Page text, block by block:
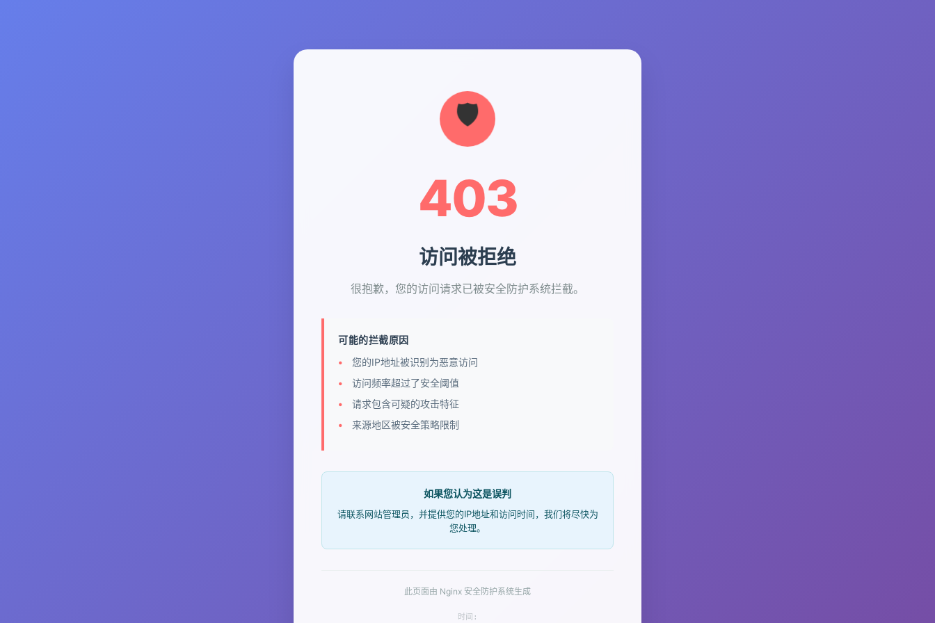
403
访问被拒绝
很抱歉，您的访问请求已被安全防护系统拦截。
可能的拦截原因
您的IP地址被识别为恶意访问
访问频率超过了安全阈值
请求包含可疑的攻击特征
来源地区被安全策略限制
如果您认为这是误判
请联系网站管理员，并提供您的IP地址和访问时间，我们将尽快为
您处理。
此页面由 Nginx 安全防护系统生成
时间: